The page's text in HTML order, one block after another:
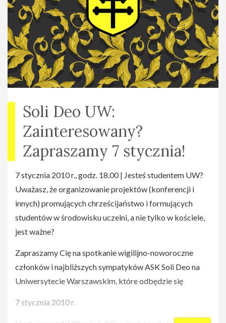
Soli Deo UW:
Zainteresowany?
Zapraszamy 7 stycznia!
7 stycznia 2010 r., godz. 18.00 | Jesteś studentem UW?
Uważasz, że organizowanie projektów (konferencji i
innych) promujących chrześcijaństwo i formujących
studentów w środowisku uczelni, a nie tylko w kościele,
jest ważne?
Zapraszamy Cię na spotkanie wigilijno-noworoczne
członków i najbliższych sympatyków ASK Soli Deo na
Uniwersytecie Warszawskim, które odbędzie się
7 stycznia 2010 r.